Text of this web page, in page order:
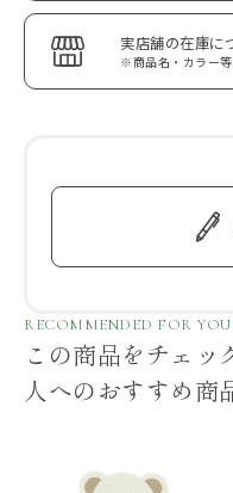
実店舗の在庫に
※商品名・カラー
RECOMMENDED FOR YOU
この商品をチェッ
人へのおすすめ商